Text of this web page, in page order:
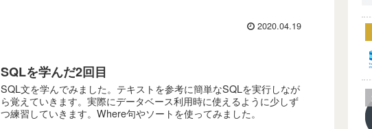
2020.04.19
SQLを学んだ2回目
SQL文を学んでみました。テキストを参考に簡単なSQLを実行しなが
ら覚えていきます。実際にデータベース利用時に使えるように少しず
つ練習していきます。Where句やソートを使ってみました。